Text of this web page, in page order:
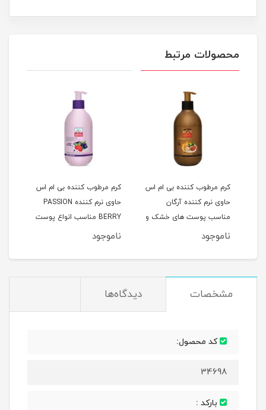
محصولات مرتبط
کرم مرطوب کننده بی ام اس
حاوی نرم کننده آرگان
مناسب پوست های خشک و
ناموجود
کرم مرطوب کننده بی ام اس
حاوی نرم کننده PASSION
BERRY مناسب انواع پوست
حجم 300 میلی لیتر
ناموجود
مشخصات دیدگاه‌ها
کد محصول:
34698
بارکد :